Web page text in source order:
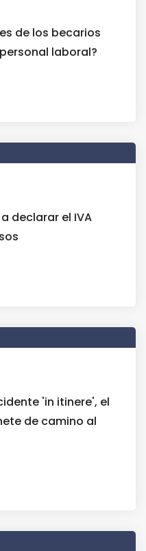
de los becarios
laboral?
declarar el IVA
'in itinere', el
de camino al